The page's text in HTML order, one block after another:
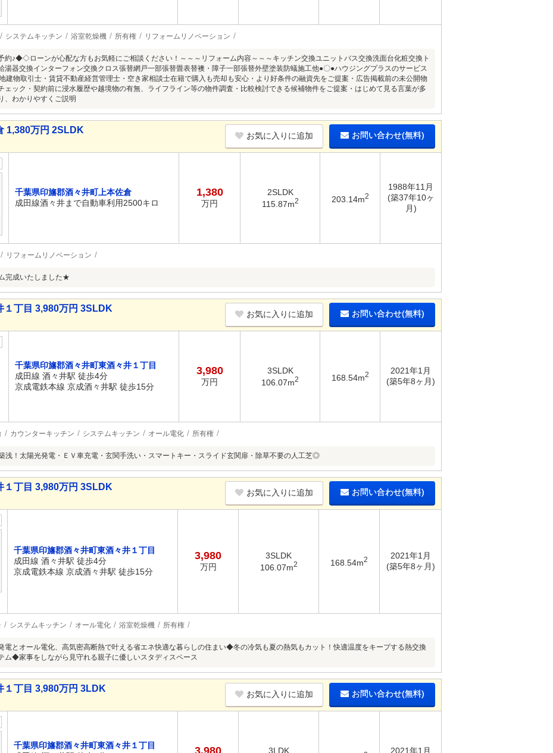
システムキッチン 浴室乾燥機 所有権 リフォームリノベーション
♪◆◇ローンが心配な方もお気軽にご相談ください！～～～リフォーム内容～～～キッチン交換ユニットバス交換洗面台化粧交換ト
湯器交換インターフォン交換クロス張替網戸一部張替畳表替襖・障子一部張替外壁塗装防蟻施工他●〇●ハウジングプラスのサービス
建物取引士・賃貸不動産経営管理士・空き家相談士在籍で購入も売却も安心・より好条件の融資先をご提案・広告掲載前の未公開物
ェック・契約前に浸水履歴や越境物の有無、ライフライン等の物件調査・比較検討できる候補物件をご提案・はじめて見る言葉が多
、わかりやすくご説明
1,380万円 2SLDK
お気に入りに追加 お問い合わせ(無料)
千葉県印旛郡酒々井町上本佐倉
成田線酒々井まで自動車利用2500キロ
1,380
万円
2SLDK
115.87m2 203.14m2
1988年11月
(築37年10ヶ
月)
リフォームリノベーション
完成いたしました★
１丁目 3,980万円 3SLDK
お気に入りに追加 お問い合わせ(無料)
千葉県印旛郡酒々井町東酒々井１丁目
成田線 酒々井駅 徒歩4分
京成電鉄本線 京成酒々井駅 徒歩15分
3,980
万円
3SLDK
106.07m2 168.54m2
2021年1月
(築5年8ヶ月)
カウンターキッチン システムキッチン オール電化 所有権
浅！太陽光発電・ＥＶ車充電・玄関手洗い・スマートキー・スライド玄関扉・除草不要の人工芝◎
１丁目 3,980万円 3SLDK
お気に入りに追加 お問い合わせ(無料)
千葉県印旛郡酒々井町東酒々井１丁目
成田線 酒々井駅 徒歩4分
京成電鉄本線 京成酒々井駅 徒歩15分
3,980
万円
3SLDK
106.07m2 168.54m2
2021年1月
(築5年8ヶ月)
システムキッチン オール電化 浴室乾燥機 所有権
電とオール電化、高気密高断熱で叶える省エネ快適な暮らしの住まい◆冬の冷気も夏の熱気もカット！快適温度をキープする熱交換
ム◆家事をしながら見守れる親子に優しいスタディスペース
１丁目 3,980万円 3LDK
お気に入りに追加 お問い合わせ(無料)
千葉県印旛郡酒々井町東酒々井１丁目
3,980 3LDK 2021年1月